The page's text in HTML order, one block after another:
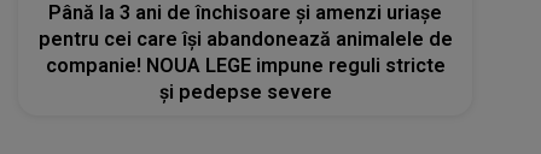
Până la 3 ani de închisoare și amenzi uriașe
pentru cei care își abandonează animalele de
companie! NOUA LEGE impune reguli stricte
și pedepse severe